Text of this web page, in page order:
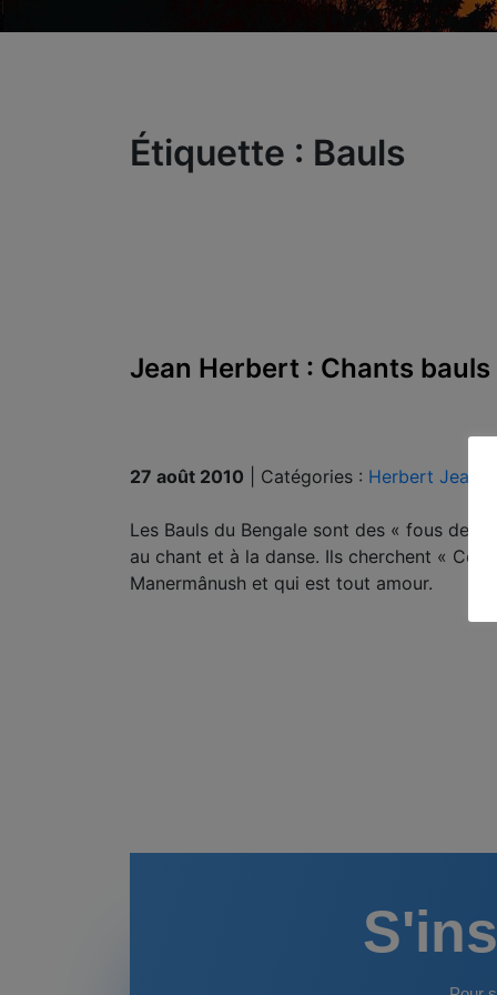
Étiquette : Bauls
Jean Herbert : Chants bauls
27 août 2010 Catégories : Herbert Jean
Les Bauls du Bengale sont des « fous de
au chant et à la danse. Ils cherchent «
Manermânush et qui est tout amour.